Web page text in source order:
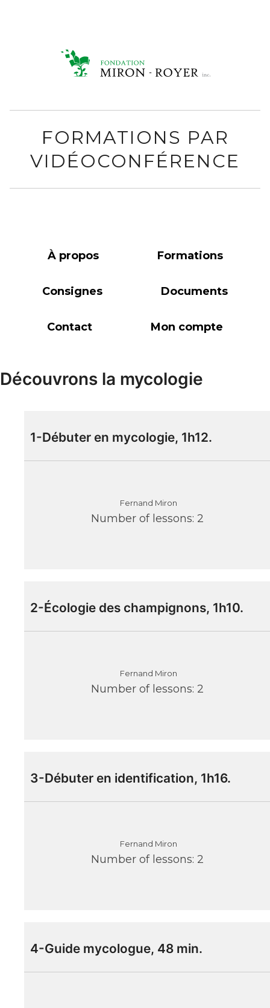
FORMATIONS PAR
VIDÉOCONFÉRENCE
À propos Formations
Consignes Documents
Contact Mon compte
Découvrons la mycologie
1-Débuter en mycologie, 1h12.
Fernand Miron
Number of lessons: 2
2-Écologie des champignons, 1h10.
Fernand Miron
Number of lessons: 2
3-Débuter en identification, 1h16.
Fernand Miron
Number of lessons: 2
4-Guide mycologue, 48 min.